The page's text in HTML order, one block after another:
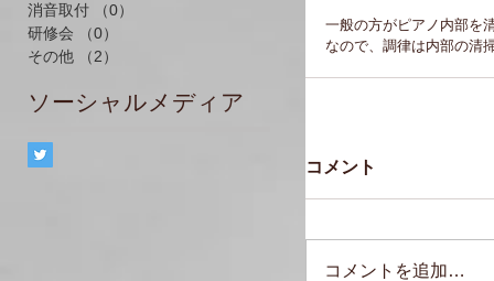
消音取付
（0）
研修会
（0）
その他
（2）
ソーシャルメディア
一般の方がピアノ内部を
なので、調律は内部の清
コメント
コメントを追加…